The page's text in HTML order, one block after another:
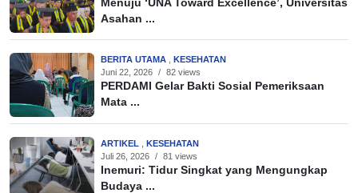
Menuju ‘UNA Toward Excellence’, Universitas
Asahan ...
BERITA UTAMA
KESEHATAN
Juni 22, 2026 / 82 views
PERDAMI Gelar Bakti Sosial Pemeriksaan
Mata ...
ARTIKEL
KESEHATAN
Juli 26, 2026 / 81 views
Inemuri: Tidur Singkat yang Mengungkap
Budaya ...